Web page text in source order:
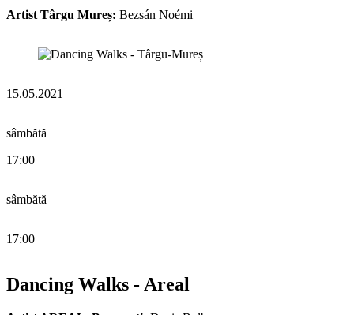
Artist Târgu Mureș: Bezsán Noémi
15.05.2021
sâmbătă
17:00
sâmbătă
17:00
Dancing Walks - Areal